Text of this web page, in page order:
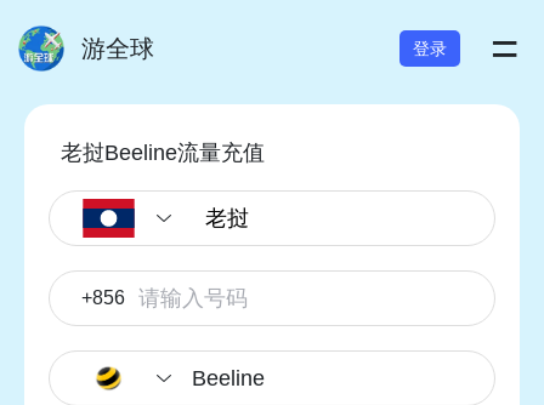
游全球 登录 =
老挝Beeline流量充值
+856
Beeline